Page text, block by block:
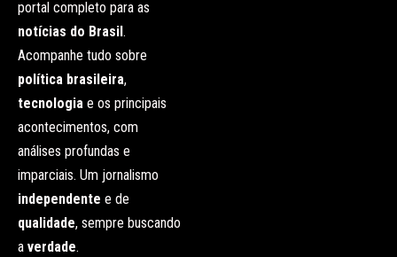
portal completo para as
notícias do Brasil .
Acompanhe tudo sobre
política brasileira,
tecnologia e os principais
acontecimentos, com
análises profundas e
imparciais. Um jornalismo
independente e de
qualidade, sempre buscando
a verdade.